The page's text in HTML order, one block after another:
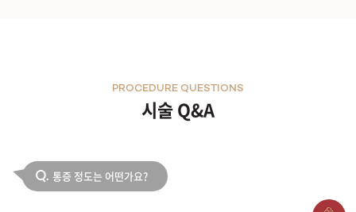
시술 Q&A
PROCEDURE QUESTIONS
Q. 통증 정도는 어떤가요?